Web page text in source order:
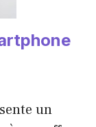
un